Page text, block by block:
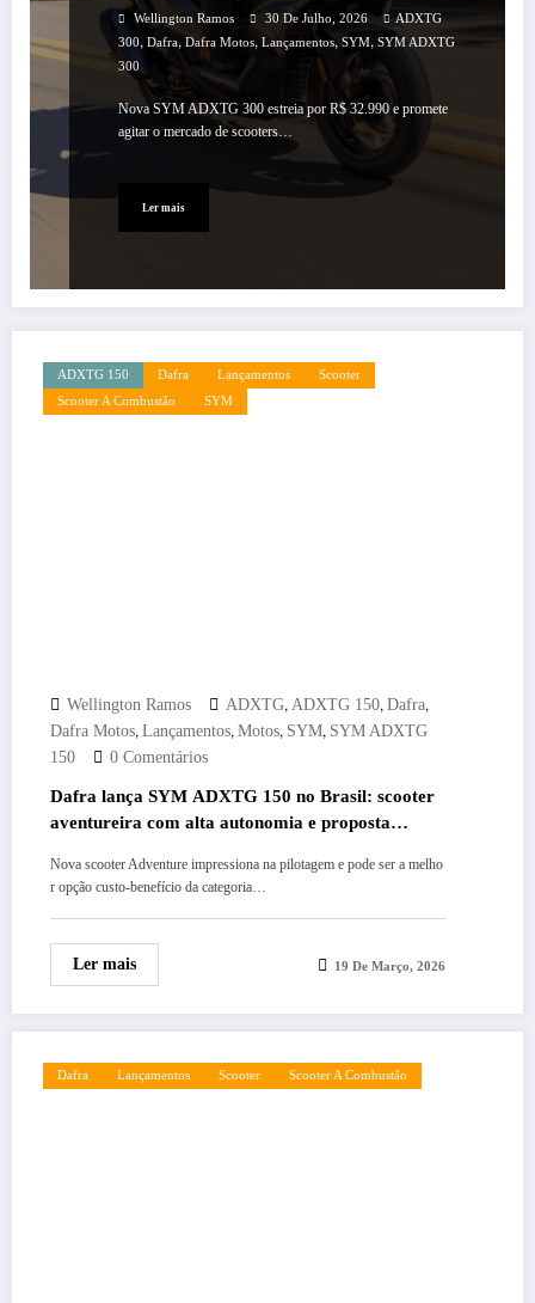
Wellington Ramos 30 De Julho, 2026
ADXTG
300, Dafra,Dafra Motos, Lançamentos, SYM, SYM ADXTG
300
Nova SYM ADXTG 300 estreia por R$ 32.990 e promete
agitar o mercado de scooters…
Ler mais
ADXTG 150 Dafra Lançamentos
Scooter
Scooter A Combustão
SYM
Wellington Ramos ADXTG, ADXTG 150, Dafra,
Dafra Motos, Lançamentos, Motos, SYM, SYM ADXTG
150
0 Comentários
Dafra lança SYM ADXTG 150 no Brasil: scooter
aventureira com alta autonomia e proposta
Nova scooter Adventure impressiona na pilotagem e pode ser a melho
r opção custo-benefício da categoria…
Ler mais 19 De Março, 2026
Dafra Lançamentos Scooter Scooter A Combustão